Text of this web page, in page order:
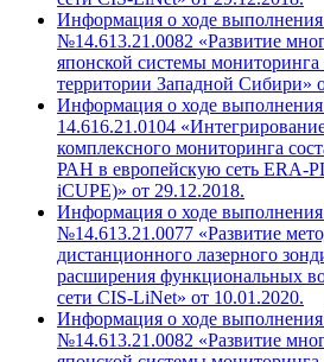
Информация о ходе выполнения
№14.613.21.0082 «Развитие
японской системы мониторинга
территории Западной Сибири»
Информация о ходе
14.616.21.0104
комплексного мониторинга
РАН в европейскую сеть ERA-
iCUPE)» от 29.12.2018.
Информация о ходе выполнения
№14.613.21.0077 «Развитие
дистанционного лазерного
расширения функциональных
сети CIS-LiNet» от 10.01.2020.
Информация о ходе выполнения
№14.613.21.0082 «Развитие